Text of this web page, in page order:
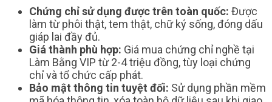
Chứng chỉ sử dụng được trên toàn quốc: Được
làm từ phôi thật, tem thật, chữ ký sống, đóng dấu
giáp lai đầy đủ.
Giá thành phù hợp: Giá mua chứng chỉ nghề tại
Làm Bằng VIP từ 2-4 triệu đồng, tùy loại chứng
chỉ và tổ chức cấp phát.
Bảo mật thông tin tuyệt đối: Sử dụng phần mềm